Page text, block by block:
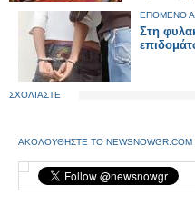
ΕΠΟΜΕΝΟ
Στη
ΣΧΟΛΙΑΣΤΕ
ΑΚΟΛΟΥΘΗΣΤΕ ΤΟ NEWSNOWGR.COM